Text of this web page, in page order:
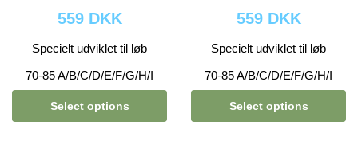
559 DKK
Specielt udviklet til løb
70-85 A/B/C/D/E/F/G/H/I
Select options
559 DKK
Specielt udviklet til løb
70-85 A/B/C/D/E/F/G/H/I
Select options